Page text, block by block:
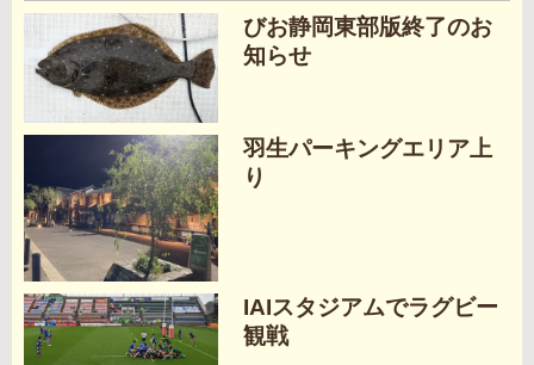
びお静岡東部版終了のお
知らせ
羽生パーキングエリア上
り
IAIスタジアムでラグビー
観戦